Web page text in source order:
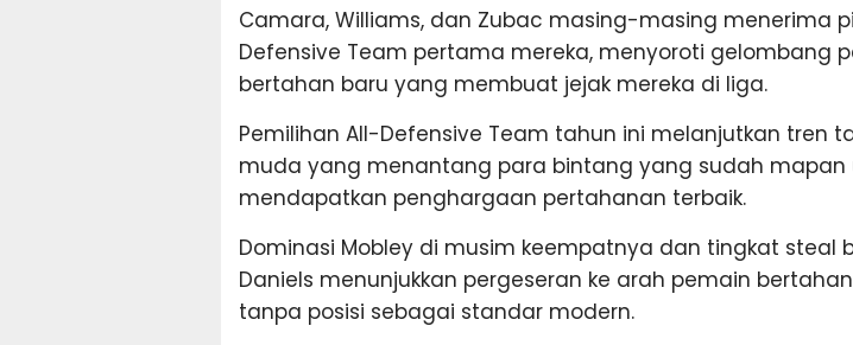
Camara, Williams, dan Zubac masing-masing menerima
Defensive Team pertama mereka, menyoroti gelombang
bertahan baru yang membuat jejak mereka di liga.
Pemilihan All-Defensive Team tahun ini melanjutkan tren
muda yang menantang para bintang yang sudah mapan
mendapatkan penghargaan pertahanan terbaik.
Dominasi Mobley di musim keempatnya dan tingkat steal
Daniels menunjukkan pergeseran ke arah pemain
tanpa posisi sebagai standar modern.